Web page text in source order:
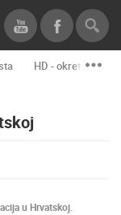
HD - okretne
u Hrvatskoj.